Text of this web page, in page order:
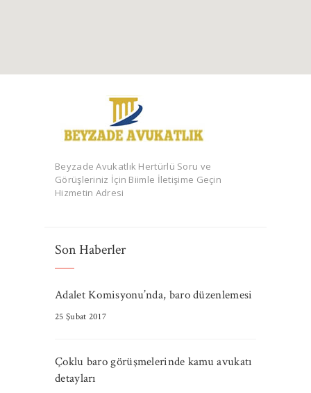
Beyzade Avukatlık Hertürlü Soru ve
Görüşleriniz İçin Biimle İletişime Geçin
Hizmetin Adresi
Son Haberler
Adalet Komisyonu’nda, baro düzenlemesi
25 Şubat 2017
Çoklu baro görüşmelerinde kamu avukatı
detayları